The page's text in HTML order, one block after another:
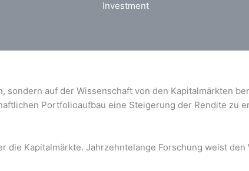
Investment
auf der Wissenschaft von den Kapitalmärkten
Portfolioaufbau eine Steigerung der Rendite zu
Kapitalmärkte. Jahrzehntelange Forschung weist den